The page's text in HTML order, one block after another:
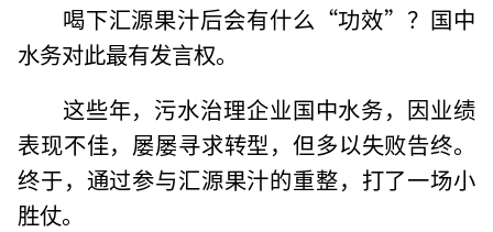
喝下汇源果汁后会有什么“功效”？国中
水务对此最有发言权。
这些年，污水治理企业国中水务，因业绩
表现不佳，屡屡寻求转型，但多以失败告终。
终于，通过参与汇源果汁的重整，打了一场小
胜仗。